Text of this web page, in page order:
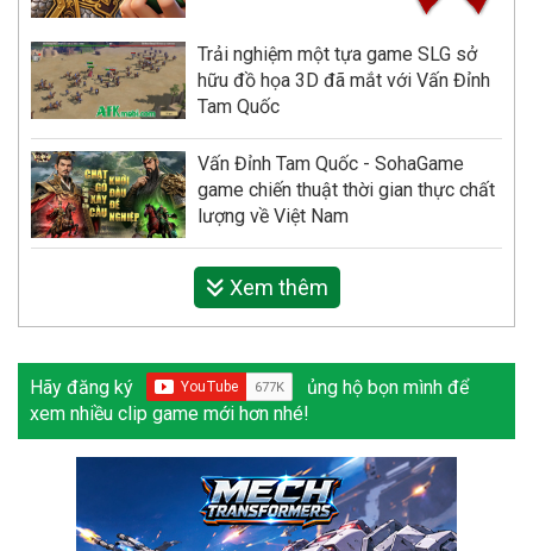
Trải nghiệm một tựa game SLG sở
hữu đồ họa 3D đã mắt với Vấn Đỉnh
Tam Quốc
Vấn Đỉnh Tam Quốc - SohaGame
game chiến thuật thời gian thực chất
lượng về Việt Nam
Xem thêm
Hãy đăng ký
ủng hộ bọn mình để
xem nhiều clip game mới hơn nhé!